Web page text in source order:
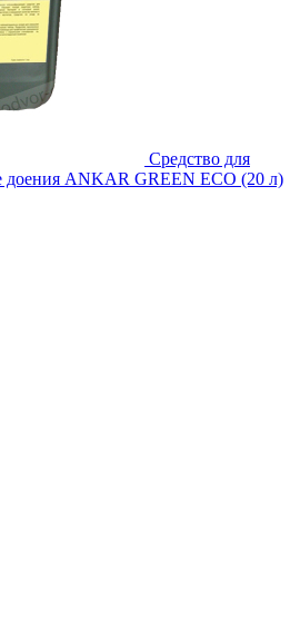
Средство для
доения ANKAR GREEN ECO (20 л)